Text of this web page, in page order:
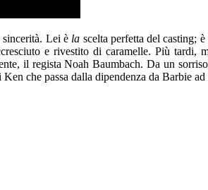
Lei è la scelta perfetta del casting;
e rivestito di caramelle. Più
il regista Noah Baumbach. Da un
che passa dalla dipendenza da Barbie